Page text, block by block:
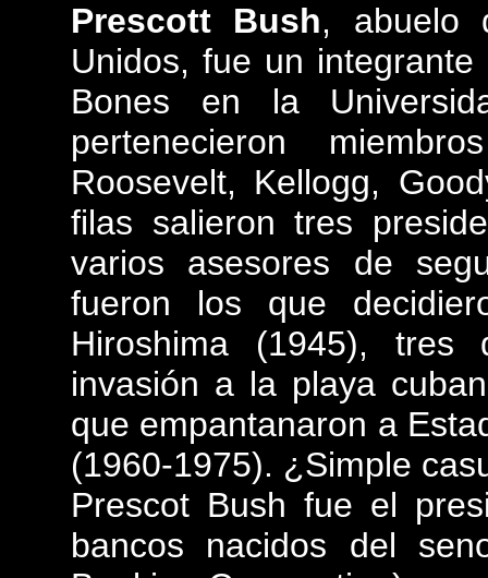
Prescott Bush, abuelo
Unidos, fue un
Bones en la
pertenecieron
Roosevelt, Kellogg,
filas salieron tres
varios asesores de
fueron los que
Hiroshima (1945),
invasión a la playa
que empantanaron a
(1960-1975). ¿Simple
Prescot Bush fue el
bancos nacidos del